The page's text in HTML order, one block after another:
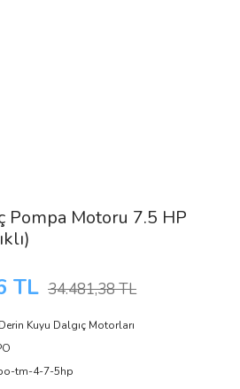
Pompa Motoru 7.5 HP
TL 34.481,38 TL
Kuyu Dalgıç Motorları
tm-4-7-5hp